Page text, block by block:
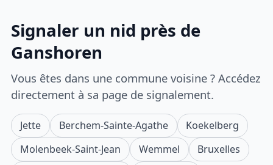
Signaler un nid près de
Ganshoren
Vous êtes dans une commune voisine ? Accédez
directement à sa page de signalement.
Jette Berchem-Sainte-Agathe
Koekelberg
Molenbeek-Saint-Jean
Wemmel
Bruxelles